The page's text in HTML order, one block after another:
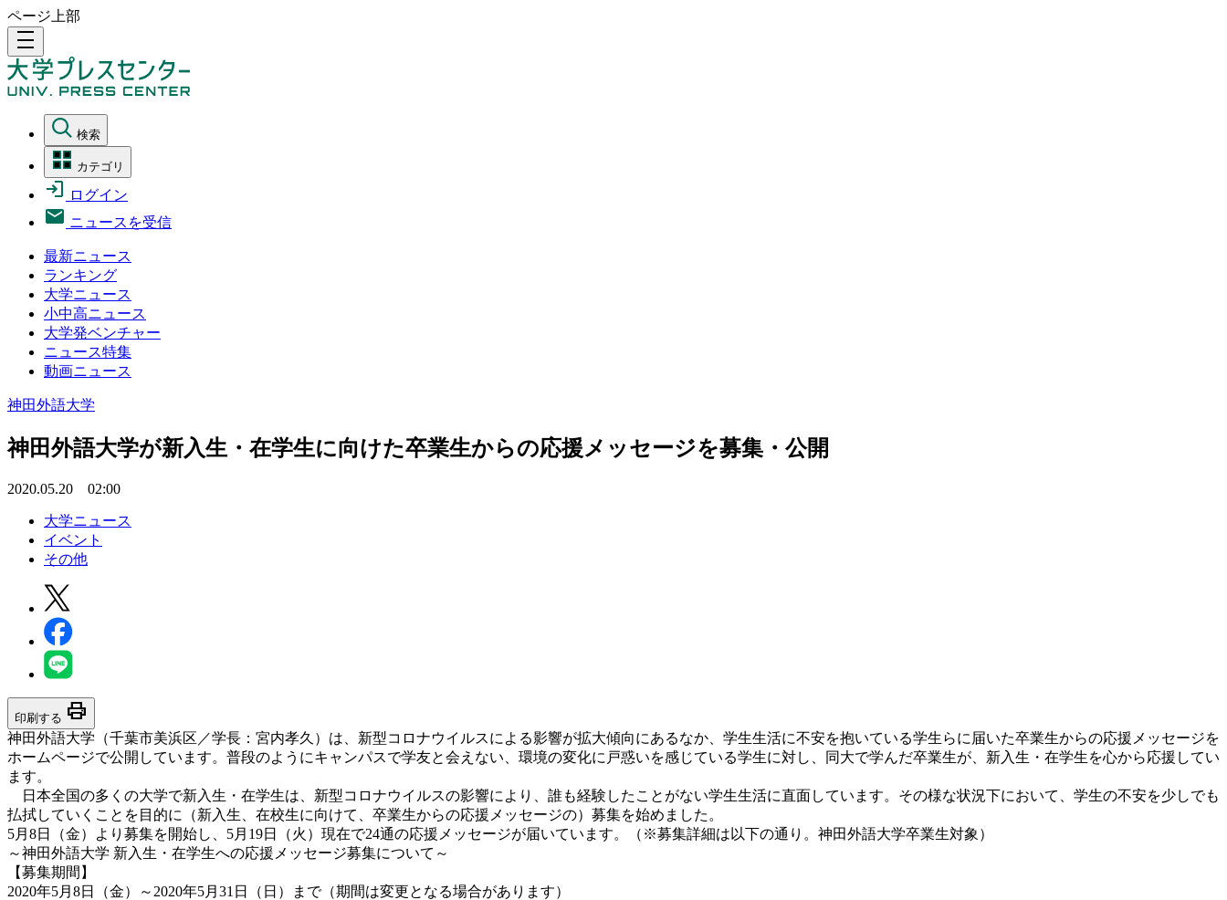
ページ上部
density_medium
検索
カテゴリ
ログイン
ニュースを受信
最新ニュース
ランキング
大学ニュース
小中高ニュース
大学発ベンチャー
ニュース特集
動画ニュース
神田外語大学
神田外語大学が新入生・在学生に向けた卒業生からの応援メッセージを募集・公開
2020.05.20 02:00
大学ニュース
イベント
その他
印刷する print
神田外語大学（千葉市美浜区／学長：宮内孝久）は、新型コロナウイルスによる影響が拡大傾向にあるなか、学生生活に不安を抱いている学生らに届いた卒業生からの応援メッセージを
ホームページで公開しています。普段のようにキャンパスで学友と会えない、環境の変化に戸惑いを感じている学生に対し、同大で学んだ卒業生が、新入生・在学生を心から応援してい
ます。
日本全国の多くの大学で新入生・在学生は、新型コロナウイルスの影響により、誰も経験したことがない学生生活に直面しています。その様な状況下において、学生の不安を少しでも
払拭していくことを目的に（新入生、在校生に向けて、卒業生からの応援メッセージの）募集を始めました。
5月8日（金）より募集を開始し、5月19日（火）現在で24通の応援メッセージが届いています。（※募集詳細は以下の通り。神田外語大学卒業生対象）
～神田外語大学 新入生・在学生への応援メッセージ募集について～
【募集期間】
2020年5月8日（金）～2020年5月31日（日）まで（期間は変更となる場合があります）